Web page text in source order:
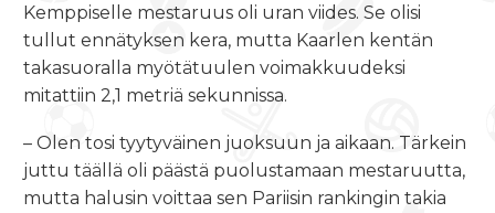
Kemppiselle mestaruus oli uran viides. Se olisi
tullut ennätyksen kera, mutta Kaarlen kentän
takasuoralla myötätuulen voimakkuudeksi
mitattiin 2,1 metriä sekunnissa.
– Olen tosi tyytyväinen juoksuun ja aikaan. Tärkein
juttu täällä oli päästä puolustamaan mestaruutta,
mutta halusin voittaa sen Pariisin rankingin takia